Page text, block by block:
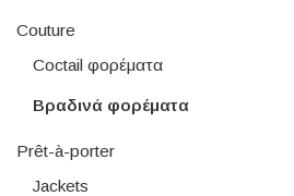
Couture
Coctail φορέματα
Βραδινά φορέματα
Prêt-à-porter
Jackets